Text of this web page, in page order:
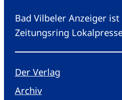
Bad Vilbeler Anzeiger ist
Zeitungsring
Der Verlag
Archiv